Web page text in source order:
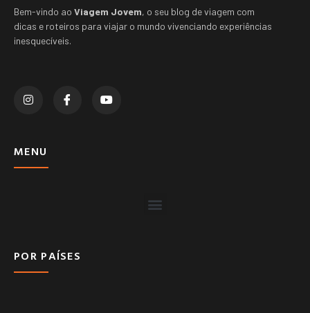
Bem-vindo ao Viagem Jovem, o seu blog de viagem com
dicas e roteiros para viajar o mundo vivenciando experiências
inesquecíveis.
MENU
POR PAÍSES